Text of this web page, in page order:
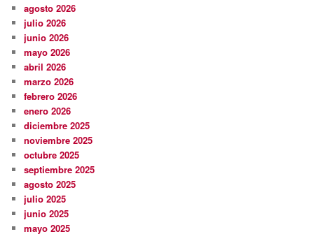
agosto 2026
julio 2026
junio 2026
mayo 2026
abril 2026
marzo 2026
febrero 2026
enero 2026
diciembre 2025
noviembre 2025
octubre 2025
septiembre 2025
agosto 2025
julio 2025
junio 2025
mayo 2025